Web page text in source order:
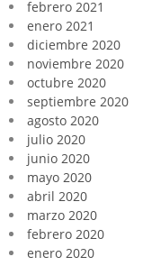
febrero 2021
enero 2021
diciembre 2020
noviembre 2020
octubre 2020
septiembre 2020
agosto 2020
julio 2020
junio 2020
mayo 2020
abril 2020
marzo 2020
febrero 2020
enero 2020